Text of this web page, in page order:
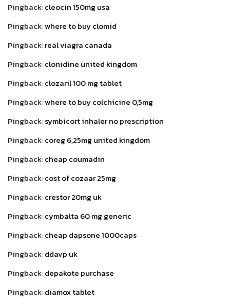
Pingback:cleocin 150mg usa
Pingback:where to buy clomid
Pingback:real viagra canada
Pingback:clonidine united kingdom
Pingback:clozaril 100 mg tablet
Pingback:where to buy colchicine 0,5mg
Pingback:symbicort inhaler no prescription
Pingback:coreg 6,25mg united kingdom
Pingback:cheap coumadin
Pingback:cost of cozaar 25mg
Pingback:crestor 20mg uk
Pingback:cymbalta 60 mg generic
Pingback:cheap dapsone 1000caps
Pingback:ddavp uk
Pingback:depakote purchase
Pingback:diamox tablet